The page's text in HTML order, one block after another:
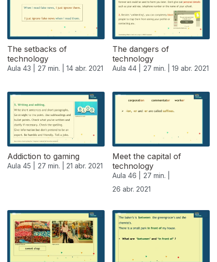
The setbacks of
technology
Aula 43 | 27 min. | 14 abr. 2021
The dangers of
technology
Aula 44 | 27 min. | 19 abr. 2021
Addiction to gaming
Aula 45 | 27 min. | 21 abr. 2021
Meet the capital of
technology
Aula 46 |
27 min. |
26 abr. 2021
541250